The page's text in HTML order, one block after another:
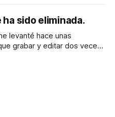
de visitas con contenido
a
sido eliminada.
levanté hace unas
grabar y editar dos veces
golpe, sin aviso previo. Ya